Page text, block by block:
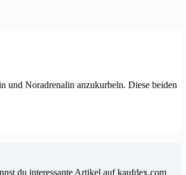
und Noradrenalin anzukurbeln. Diese beiden
du interessante Artikel auf kaufdex.com